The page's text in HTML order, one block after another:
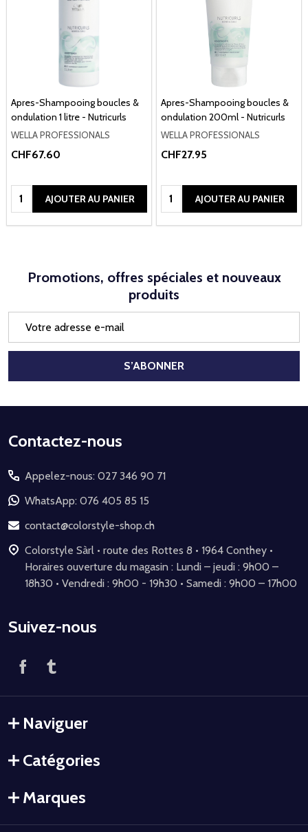
Apres-Shampooing boucles &
ondulation 1 litre - Nutricurls
WELLA PROFESSIONALS
CHF67.60
Quantité:AJOUTER AU PANIER
Apres-Shampooing boucles &
ondulation 200ml - Nutricurls
WELLA PROFESSIONALS
CHF27.95
Quantité:AJOUTER AU PANIER
Promotions, offres spéciales et nouveaux
produits
mail
S’ABONNER
Début
pied
de
page
Contactez-nous
Appelez-nous: 027 346 90 71
WhatsApp: 076 405 85 15
contact@colorstyle-shop.ch
Colorstyle Sàrl • route des Rottes 8 • 1964 Conthey •
Horaires ouverture du magasin : Lundi – jeudi : 9h00 –
18h30 • Vendredi : 9h00 - 19h30 • Samedi : 9h00 – 17h00
Suivez-nous
Naviguer
Catégories
Marques